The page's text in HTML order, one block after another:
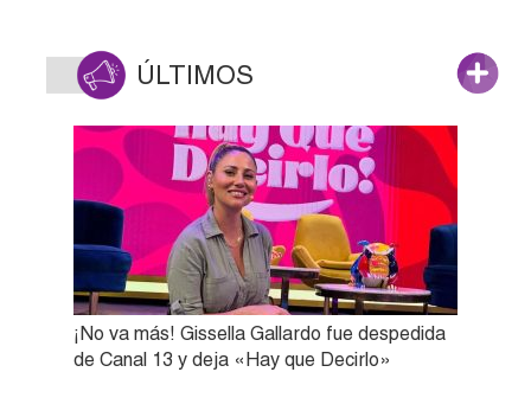
ÚLTIMOS
¡No va más! Gissella Gallardo fue despedida
de Canal 13 y deja «Hay que Decirlo»